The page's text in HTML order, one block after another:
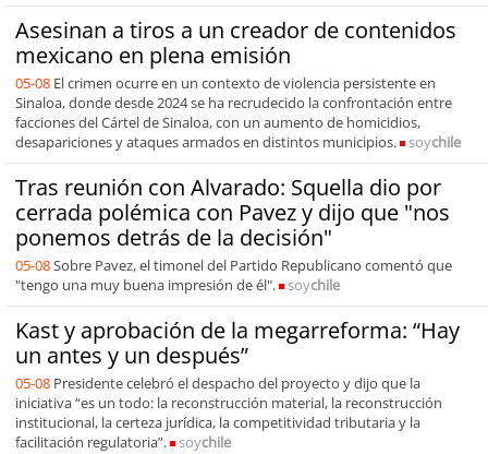
Asesinan a tiros a un creador de contenidos
mexicano en plena emisión
05-08 El crimen ocurre en un contexto de violencia persistente en
Sinaloa, donde desde 2024 se ha recrudecido la confrontación entre
facciones del Cártel de Sinaloa, con un aumento de homicidios,
desapariciones y ataques armados en distintos municipios.
soychile
Tras reunión con Alvarado: Squella dio por
cerrada polémica con Pavez y dijo que "nos
ponemos detrás de la decisión"
05-08Sobre Pavez, el timonel del Partido Republicano comentó que
"tengo una muy buena impresión de él".
soychile
Kast y aprobación de la megarreforma: “Hay
un antes y un después”
05-08 Presidente celebró el despacho del proyecto y dijo que la
iniciativa “es un todo: la reconstrucción material, la reconstrucción
institucional, la certeza jurídica, la competitividad tributaria y la
facilitación regulatoria”.
soychile